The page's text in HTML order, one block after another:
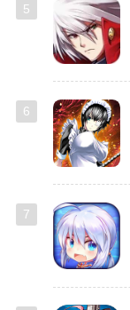
5
6
7